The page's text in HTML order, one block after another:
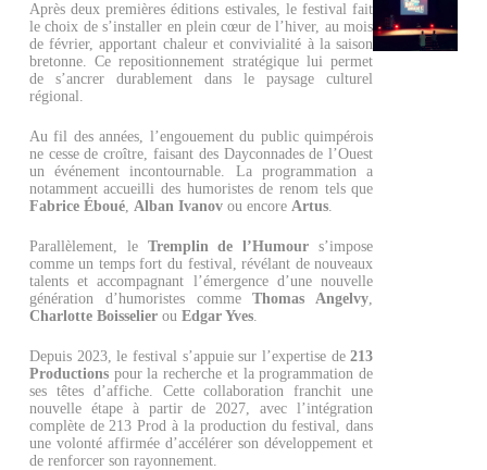
Après deux premières éditions estivales, le festival fait
le choix de s’installer en plein cœur de l’hiver, au mois
de février, apportant chaleur et convivialité à la saison
bretonne. Ce repositionnement stratégique lui permet
de s’ancrer durablement dans le paysage culturel
régional.
Au fil des années, l’engouement du public quimpérois
ne cesse de croître, faisant des Dayconnades de l’Ouest
un événement incontournable. La programmation a
notamment accueilli des humoristes de renom tels que
Fabrice Éboué, Alban Ivanovou encore Artus.
Parallèlement, le Tremplin de l’Humour s’impose
comme un temps fort du festival, révélant de nouveaux
talents et accompagnant l’émergence d’une nouvelle
génération d’humoristes commeThomas Angelvy,
Charlotte Boisselierou Edgar Yves.
Depuis 2023, le festival s’appuie sur l’expertise de213
Productionspour la recherche et la programmation de
ses têtes d’affiche. Cette collaboration franchit une
nouvelle étape à partir de 2027, avec l’intégration
complète de 213 Prod à la production du festival, dans
une volonté affirmée d’accélérer son développement et
de renforcer son rayonnement.